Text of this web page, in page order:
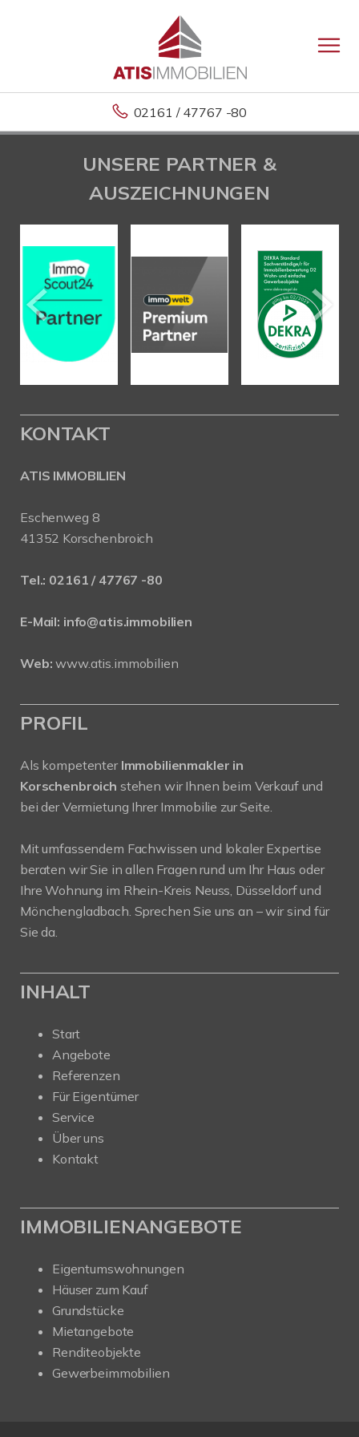
02161 / 47767 -80
UNSERE PARTNER &
AUSZEICHNUNGEN
KONTAKT
ATIS IMMOBILIEN
Eschenweg 8
41352 Korschenbroich
Tel.: 02161 / 47767 -80
E-Mail: info@atis.immobilien
Web: www.atis.immobilien
PROFIL
Als kompetenter Immobilienmakler in
Korschenbroich stehen wir Ihnen beim Verkauf und
bei der Vermietung Ihrer Immobilie zur Seite.
Mit umfassendem Fachwissen und lokaler Expertise
beraten wir Sie in allen Fragen rund um Ihr Haus oder
Ihre Wohnung im Rhein-Kreis Neuss, Düsseldorf und
Mönchengladbach. Sprechen Sie uns an – wir sind für
Sie da.
INHALT
Start
Angebote
Referenzen
Für Eigentümer
Service
Über uns
Kontakt
IMMOBILIENANGEBOTE
Eigentumswohnungen
Häuser zum Kauf
Grundstücke
Mietangebote
Renditeobjekte
Gewerbeimmobilien